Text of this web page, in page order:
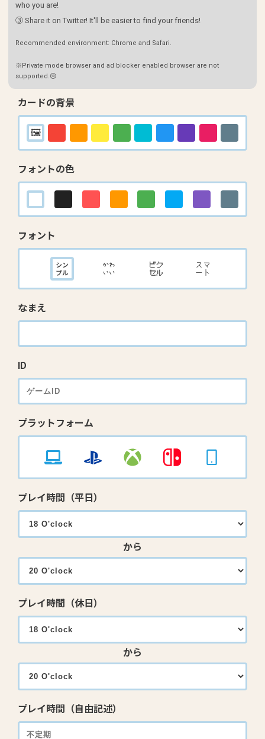
who you are!
③ Share it on Twitter! It'll be easier to find your friends!
Recommended environment: Chrome and Safari.
※Private mode browser and ad blocker enabled browser are not
supported.😢
カードの背景
フォントの色
フォント
なまえ
ID
プラットフォーム
プレイ時間（平日）
から
プレイ時間（休日）
から
プレイ時間（自由記述）